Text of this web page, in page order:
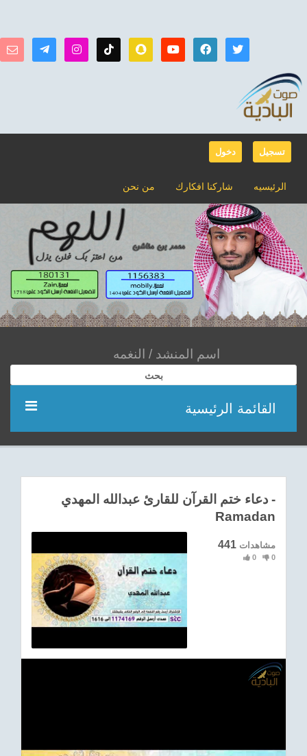
دخول تسجيل
من نحن شاركنا افكارك الرئيسيه
بحث
القائمة الرئيسية
اناشيد
ادعية
Asian
دعاء ختم القرآن للقارئ عبدالله المهدي -
Ramadan
441 مشاهدات
0 0